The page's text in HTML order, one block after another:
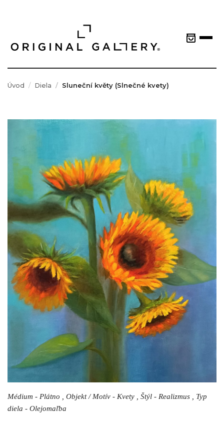
Úvod Diela Sluneční květy (Slnečné kvety)
Médium - Plátno , Objekt / Motív - Kvety , Štýl - Realizmus , Typ
diela - Olejomaľba